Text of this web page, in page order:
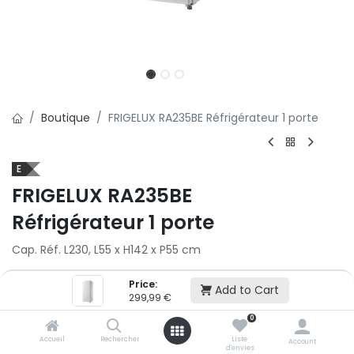
Price:
299,99 € Add to Cart
Accueil Rechercher
0
Liste
d'envies
Account
Boutique FRIGELUX RA235BE Réfrigérateur 1 porte
E
FRIGELUX RA235BE
Réfrigérateur 1 porte
Cap. Réf. L230, L55 x H142 x P55 cm
€
Ajouter au panier